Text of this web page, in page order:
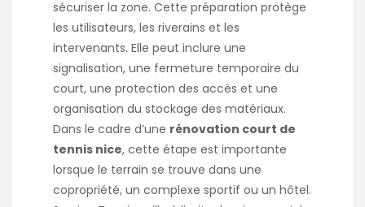
sécuriser la zone. Cette préparation protège
les utilisateurs, les riverains et les
intervenants. Elle peut inclure une
signalisation, une fermeture temporaire du
court, une protection des accès et une
organisation du stockage des matériaux.
Dans le cadre d’une rénovation court de
tennis nice, cette étape est importante
lorsque le terrain se trouve dans une
copropriété, un complexe sportif ou un hôtel.